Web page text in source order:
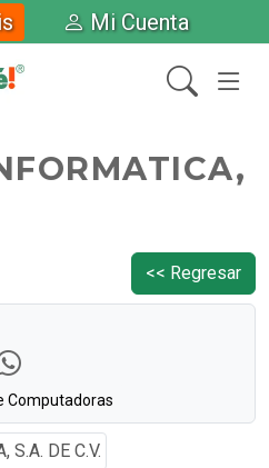
Mi Cuenta
<< Regresar
Computadoras